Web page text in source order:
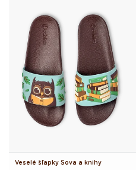
Veselé šľapky Sova a knihy